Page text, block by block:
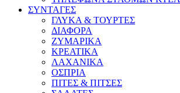
ΣΥΝΤΑΓΕΣ
ΓΛΥΚΑ & ΤΟΥΡΤΕΣ
ΔΙΑΦΟΡΑ
ΖΥΜΑΡΙΚΑ
ΚΡΕΑΤΙΚΑ
ΛΑΧΑΝΙΚΑ
ΟΣΠΡΙΑ
ΠΙΤΕΣ & ΠΙΤΣΕΣ